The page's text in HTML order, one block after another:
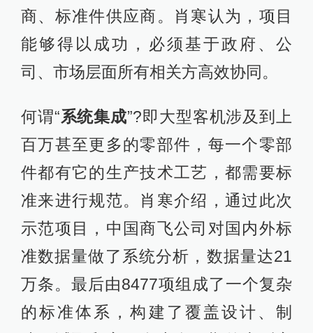
商、标准件供应商。肖寒认为，项目
能够得以成功，必须基于政府、公
司、市场层面所有相关方高效协同。
何谓“系统集成”?即大型客机涉及到上
百万甚至更多的零部件，每一个零部
件都有它的生产技术工艺，都需要标
准来进行规范。肖寒介绍，通过此次
示范项目，中国商飞公司对国内外标
准数据量做了系统分析，数据量达21
万条。最后由8477项组成了一个复杂
的标准体系，构建了覆盖设计、制